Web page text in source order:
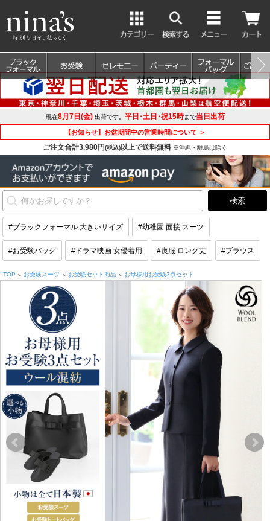
現在8月7日(金)出荷です。 平日･土日･祝15時まで当日出荷
【お知らせ】お盆期間中の営業時間について ＞
ご注文合計3,980円(税込)以上で送料無料 ※沖縄・離島は除く
#ブラックフォーマル 大きいサイズ #幼稚園 面接 スーツ
#お受験バッグ #ドラマ映画 女優着用 #喪服 ロング丈 #ブラウス
TOP > お受験スーツ > お受験セット商品 > お母様用お受験3点セット